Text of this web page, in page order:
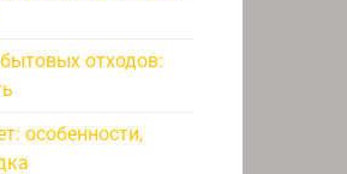
отходов:
особенности,